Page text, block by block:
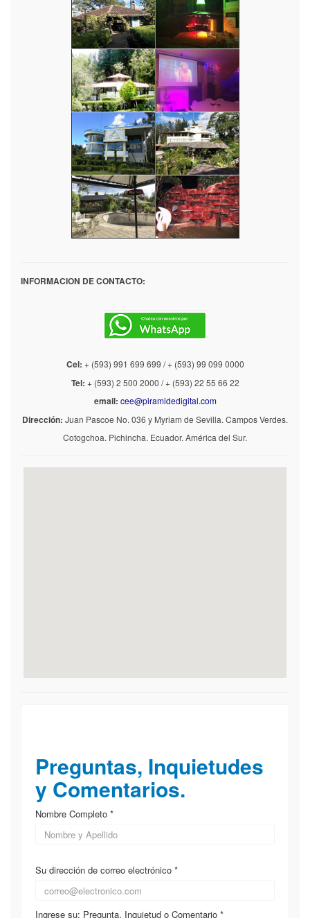
INFORMACION DE CONTACTO:
Cel: + (593) 991 699 699 / + (593) 99 099 0000
Tel: + (593) 2 500 2000 / + (593) 22 55 66 22
email: cee@piramidedigital.com
Dirección: Juan Pascoe No. 036 y Myriam de Sevilla. Campos Verdes.
Cotogchoa. Pichincha. Ecuador. América del Sur.
Preguntas, Inquietudes
y Comentarios.
Nombre Completo *
Su dirección de correo electrónico *
Ingrese su: Pregunta, Inquietud o Comentario *